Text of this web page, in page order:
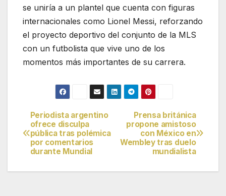
se uniría a un plantel que cuenta con figuras
internacionales como Lionel Messi, reforzando
el proyecto deportivo del conjunto de la MLS
con un futbolista que vive uno de los
momentos más importantes de su carrera.
Navegación
de
Prensa británica
propone amistoso
con México en
Wembley tras duelo
mundialista
Periodista argentino
ofrece disculpa
pública tras polémica
por comentarios
durante Mundial